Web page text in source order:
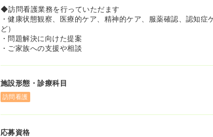
◆訪問看護業務を行っていただます
・健康状態観察、医療的ケア、精神的ケア、服薬確認、認知
ど）
・問題解決に向けた提案
・ご家族への支援や相談
施設形態・診療科目
訪問看護
応募資格